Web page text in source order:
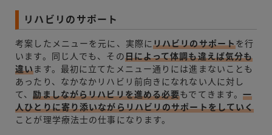
リハビリのサポート
考案したメニューを元に、実際にリハビリのサポートを行
います。同じ人でも、その日によって体調も違えば気分も
違います。最初に立てたメニュー通りには進まないことも
あったり、なかなかリハビリ前向きになれない人に対し
て、励ましながらリハビリを進める必要もでてきます。一
人ひとりに寄り添いながらリハビリのサポートをしていく
ことが理学療法士の仕事になります。